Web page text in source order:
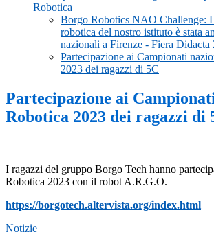
Robotica
Borgo Robotics NAO Challenge:
robotica del nostro istituto è stata
nazionali a Firenze - Fiera Didacta
Partecipazione ai Campionati
2023 dei ragazzi di 5C
Partecipazione ai
Robotica 2023 dei ragazzi di
I ragazzi del gruppo Borgo Tech hanno
Robotica 2023 con il robot A.R.G.O.
https://borgotech.altervista.org/index.html
Notizie